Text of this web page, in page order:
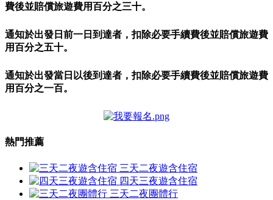
費後並賠償旅遊費用百分之三十。
通知於出發日前一日到達者，扣除必要手續費後並賠償旅遊費
用百分之五十。
通知於出發當日以後到達者，扣除必要手續費後並賠償旅遊費
用百分之一百。
熱門推薦
三天二夜遊含住宿
四天三夜遊含住宿
三天二夜團體行